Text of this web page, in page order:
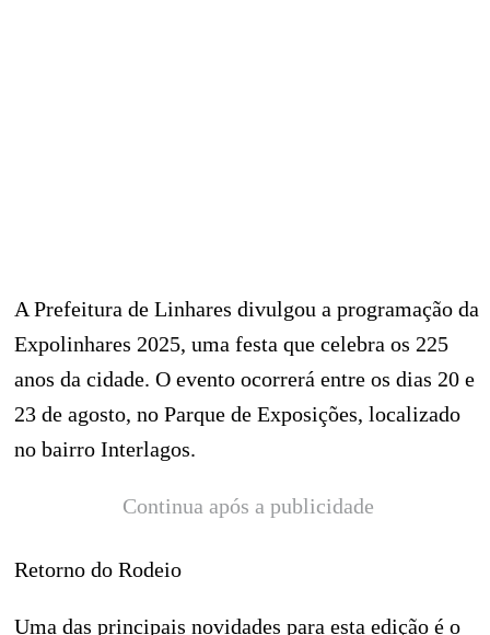
A Prefeitura de Linhares divulgou a programação da
Expolinhares 2025, uma festa que celebra os 225
anos da cidade. O evento ocorrerá entre os dias 20 e
23 de agosto, no Parque de Exposições, localizado
no bairro Interlagos.
Continua após a publicidade
Retorno do Rodeio
Uma das principais novidades para esta edição é o